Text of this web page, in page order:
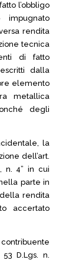
l’obbligo
impugnato
rendita
tecnica
di fatto
dalla
elemento
metallica
degli
la
dell’art.
n. 4” in cui
parte in
rendita
accertato
D.Lgs. n.